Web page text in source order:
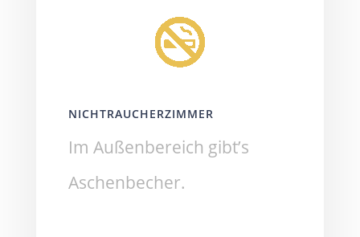
NICHTRAUCHERZIMMER
Im Außenbereich gibt’s
Aschenbecher.